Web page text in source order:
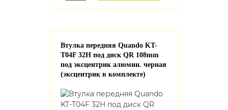
Втулка передняя Quando KT-
T04F 32H под диск QR 108mm
под эксцентрик алюмин. черная
(эксцентрик в комплекте)